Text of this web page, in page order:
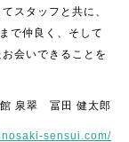
スタッフと共に、
で仲良く、そして
会いできることを
泉翠 冨田 健太郎
sensui.com/